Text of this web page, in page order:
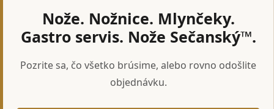
Nože. Nožnice. Mlynčeky.
Gastro servis. Nože Sečanský™.
Pozrite sa, čo všetko brúsime, alebo rovno odošlite
objednávku.